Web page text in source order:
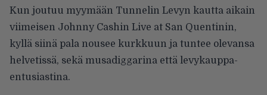
Kun joutuu myymään Tunnelin Levyn kautta aikain
viimeisen Johnny Cashin Live at San Quentinin,
kyllä siinä pala nousee kurkkuun ja tuntee olevansa
helvetissä, sekä musadiggarina että levykauppa-
entusiastina.